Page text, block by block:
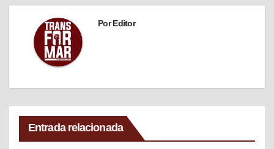
PorEditor
Entrada relacionada